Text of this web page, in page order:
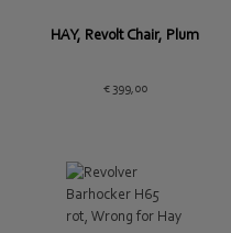
HAY, Revolt Chair, Plum
€399,00